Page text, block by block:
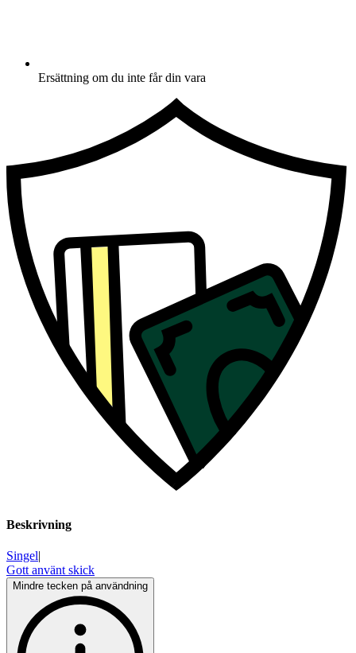
Ersättning om du inte får din vara
Beskrivning
Singel|
Gott använt skick
Mindre tecken på användning